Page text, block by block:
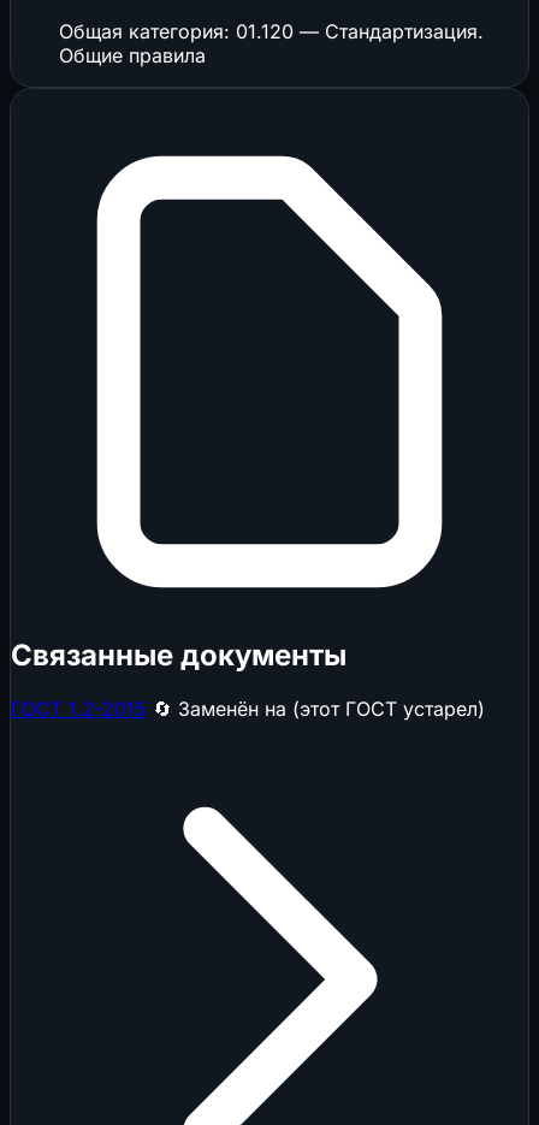
Общая категория: 01.120 — Стандартизация.
Общие правила
Связанные документы
ГОСТ 1.2-2015 🔄 Заменён на (этот ГОСТ устарел)